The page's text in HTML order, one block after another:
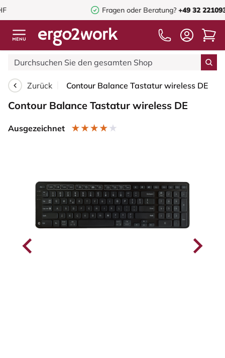
Fragen oder Beratung? +49 32 221093910
Zurück Contour Balance Tastatur wireless DE
Contour Balance Tastatur wireless DE
Ausgezeichnet